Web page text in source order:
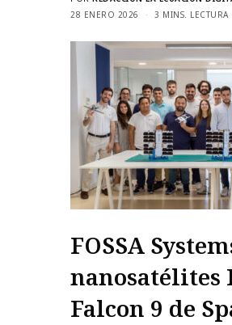
28 ENERO 2026
3 MINS. LECTURA
FOSSA
nanosatélites
Falcon 9 de